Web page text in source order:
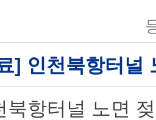
] 인천북항터널
북항터널 노면